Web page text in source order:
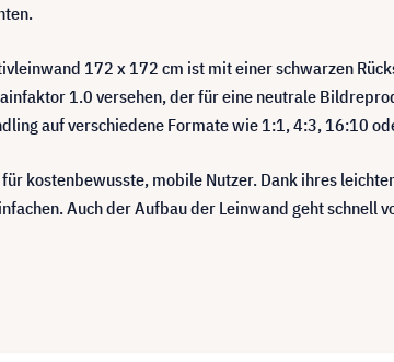
172 x 172 cm ist mit einer schwarzen
1.0 versehen, der für eine neutrale
auf verschiedene Formate wie 1:1, 4:3, 16:10
kostenbewusste, mobile Nutzer. Dank ihres
Auch der Aufbau der Leinwand geht schnell